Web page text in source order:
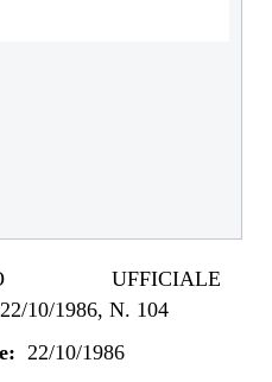
UFFICIALE
10/1986, N. 104
22/10/1986